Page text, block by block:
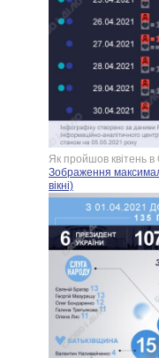
Як пройшов квітень
Зображення
вікні)